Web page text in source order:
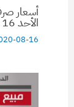
أسعار
الأحد 16 آب
08-16